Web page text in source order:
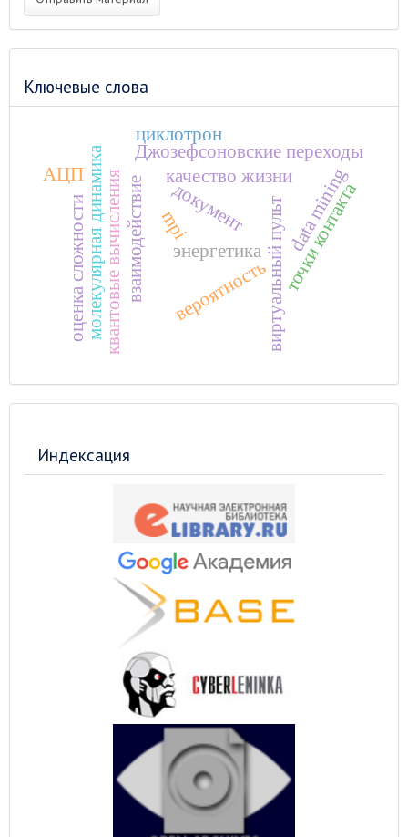
Ключевые слова
квантовые вычислениявзаимодействие энергетикавиртуальный пульт
молекулярная динамика mpi
Джозефсоновские переходы
качество жизни
документ точки контакта
data mining
циклотрон
оценка сложности
АЦП
вероятность
Индексация